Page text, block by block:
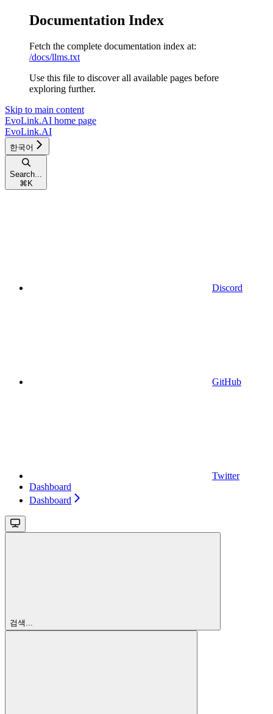
Documentation Index
Fetch the complete documentation index at:
/docs/llms.txt
Use this file to discover all available pages before
exploring further.
Skip to main content
EvoLink.AI home page
EvoLink.AI
한국어
Search...
⌘ K
Discord
GitHub
Twitter
Dashboard
Dashboard
검색...